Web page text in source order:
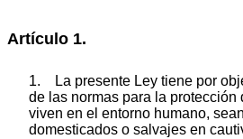
Artículo 1.
1. La presente Ley tiene por
de las normas para la protección
viven en el entorno humano,
domesticados o salvajes en